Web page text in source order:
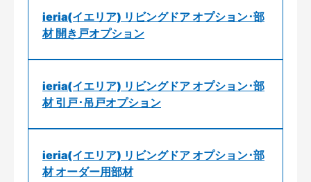
ieria(イエリア) リビングドア オプション･部
材 開き戸オプション
ieria(イエリア) リビングドア オプション･部
材 引戸･吊戸オプション
ieria(イエリア) リビングドア オプション･部
材 オーダー用部材